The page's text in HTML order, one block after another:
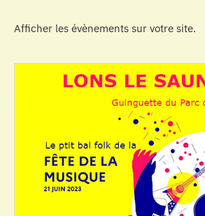
Afficher les évènements sur votre site.